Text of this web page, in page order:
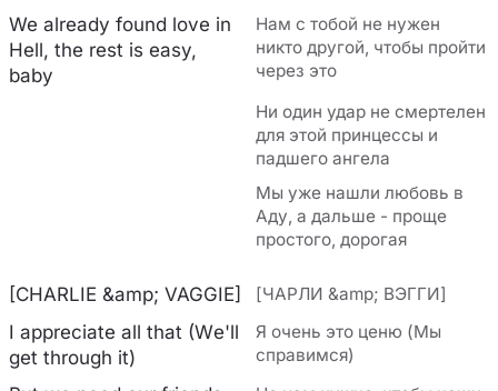
We already found love in
Hell, the rest is easy,
baby
Нам с тобой не нужен
никто другой, чтобы пройти
через это
Ни один удар не смертелен
для этой принцессы и
падшего ангела
Мы уже нашли любовь в
Аду, а дальше - проще
простого, дорогая
[CHARLIE &amp; VAGGIE] [ЧАРЛИ &amp; ВЭГГИ]
I appreciate all that (Wе'll
get through it)
Я очень это ценю (Мы
справимся)